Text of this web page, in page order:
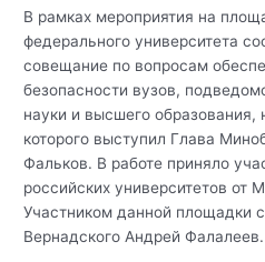
В рамках мероприятия на
федерального университета
совещание по вопросам
безопасности вузов,
науки и высшего образования,
которого выступил Глава
Фальков. В работе приняло
российских университетов от
Участником данной площадки
Вернадского Андрей Фалалеев.